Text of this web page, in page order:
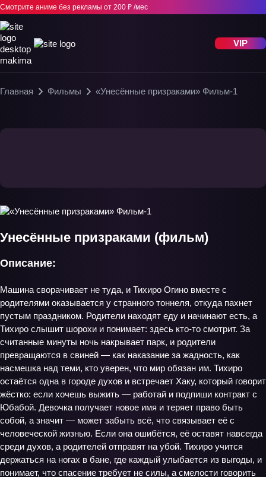
Смотрите аниме без рекламы от 200 ₽ /мес
VIP
Главная Фильмы «Унесённые призраками» Фильм-1
Унесённые призраками (фильм)
Описание:
Машина сворачивает не туда, и Тихиро Огино вместе с
родителями оказывается у странного тоннеля, откуда пахнет
пустым праздником. Родители находят еду и начинают есть, а
Тихиро слышит шорохи и понимает: здесь кто‑то смотрит. За
считанные минуты ночь накрывает парк, и родители
превращаются в свиней — как наказание за жадность, как
насмешка над теми, кто уверен, что мир обязан им. Тихиро
остаётся одна в городе духов и встречает Хаку, который говорит
жёстко: если хочешь выжить — работай и подпиши контракт с
Юбабой. Девочка получает новое имя и теряет право быть
собой, а значит — может забыть всё, что связывает её с
человеческой жизнью. Если она ошибётся, её оставят навсегда
среди духов, а родителей отправят на убой. Тихиро учится
держаться на ногах в бане, где каждый улыбается из выгоды, и
понимает, что спасение требует не силы, а смелости говорить